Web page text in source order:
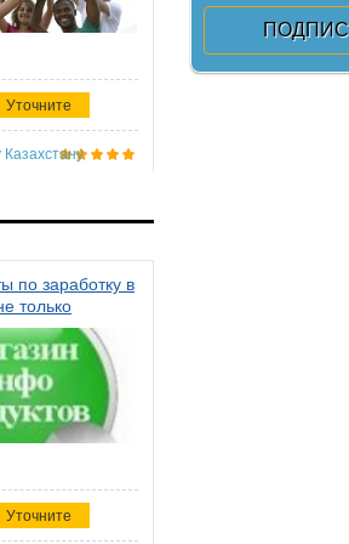
Уточните
Казахстану
по заработку в
только
Уточните